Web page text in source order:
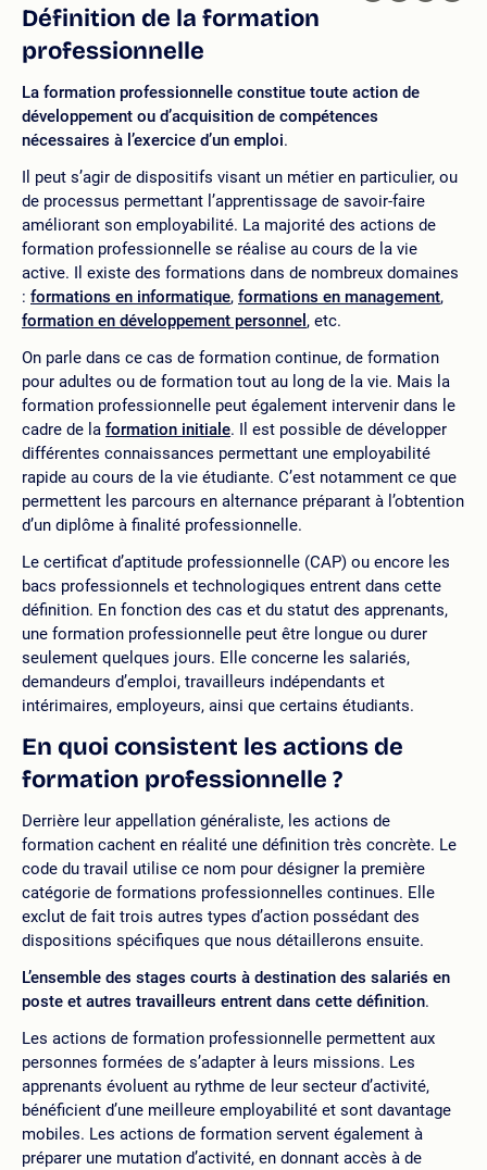
Définition de la formation
professionnelle
La formation professionnelle constitue toute action de
développement ou d’acquisition de compétences
nécessaires à l’exercice d’un emploi.
Il peut s’agir de dispositifs visant un métier en particulier, ou
de processus permettant l’apprentissage de savoir-faire
améliorant son employabilité. La majorité des actions de
formation professionnelle se réalise au cours de la vie
active. Il existe des formations dans de nombreux domaines
: formations en informatique, formations en management,
formation en développement personnel , etc.
On parle dans ce cas de formation continue, de formation
pour adultes ou de formation tout au long de la vie. Mais la
formation professionnelle peut également intervenir dans le
cadre de la formation initiale. Il est possible de développer
différentes connaissances permettant une employabilité
rapide au cours de la vie étudiante. C’est notamment ce que
permettent les parcours en alternance préparant à l’obtention
d’un diplôme à finalité professionnelle.
Le certificat d’aptitude professionnelle (CAP) ou encore les
bacs professionnels et technologiques entrent dans cette
définition. En fonction des cas et du statut des apprenants,
une formation professionnelle peut être longue ou durer
seulement quelques jours. Elle concerne les salariés,
demandeurs d’emploi, travailleurs indépendants et
intérimaires, employeurs, ainsi que certains étudiants.
En quoi consistent les actions de
formation professionnelle ?
Derrière leur appellation généraliste, les actions de
formation cachent en réalité une définition très concrète. Le
code du travail utilise ce nom pour désigner la première
catégorie de formations professionnelles continues. Elle
exclut de fait trois autres types d’action possédant des
dispositions spécifiques que nous détaillerons ensuite.
L’ensemble des stages courts à destination des salariés en
poste et autres travailleurs entrent dans cette définition.
Les actions de formation professionnelle permettent aux
personnes formées de s’adapter à leurs missions. Les
apprenants évoluent au rythme de leur secteur d’activité,
bénéficient d’une meilleure employabilité et sont davantage
mobiles. Les actions de formation servent également à
préparer une mutation d’activité, en donnant accès à de